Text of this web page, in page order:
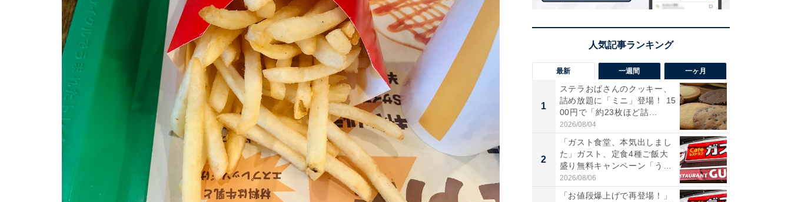
最新 一週間 一ヶ月
1
ステラおばさんのクッキー、
詰め放題に「ミニ」登場！ 15
00円で「約23枚ほど詰...
2026/08/04
2
「ガスト食堂、本気出しまし
た」ガスト、定食4種ご飯大
盛り無料キャンペーン「うお
お...
2026/08/06
「お値段爆上げで再登場！」